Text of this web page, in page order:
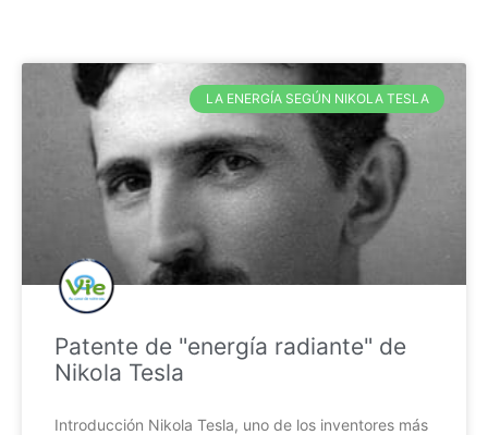
LA ENERGÍA SEGÚN NIKOLA TESLA
Patente de "energía radiante" de
Nikola Tesla
Introducción Nikola Tesla, uno de los inventores más